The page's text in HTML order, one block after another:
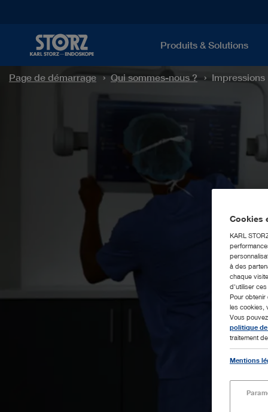
Produits & Solutions
Page de démarrage Qui sommes-nous ? Impressions
Cookies
KARL
à des
chaque
d'utiliser ces
Pour obtenir
les cookies,
Vous
politique
traitement
Mentions